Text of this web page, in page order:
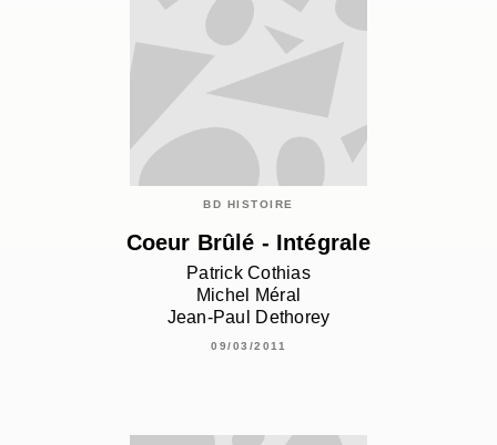
BD HISTOIRE
Coeur Brûlé - Intégrale
Patrick Cothias
Michel Méral
Jean-Paul Dethorey
09/03/2011